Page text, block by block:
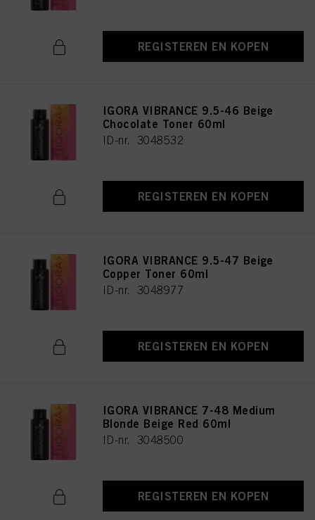
REGISTEREN EN KOPEN
IGORA VIBRANCE 9.5-46 Beige
Chocolate Toner 60ml
ID-nr. 3048532
REGISTEREN EN KOPEN
IGORA VIBRANCE 9.5-47 Beige
Copper Toner 60ml
ID-nr. 3048977
REGISTEREN EN KOPEN
IGORA VIBRANCE 7-48 Medium
Blonde Beige Red 60ml
ID-nr. 3048500
REGISTEREN EN KOPEN